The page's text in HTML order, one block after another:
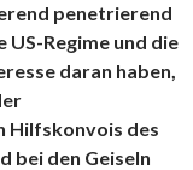
penetrierend
Regime und die
daran haben,
Hilfskonvois des
bei den Geiseln